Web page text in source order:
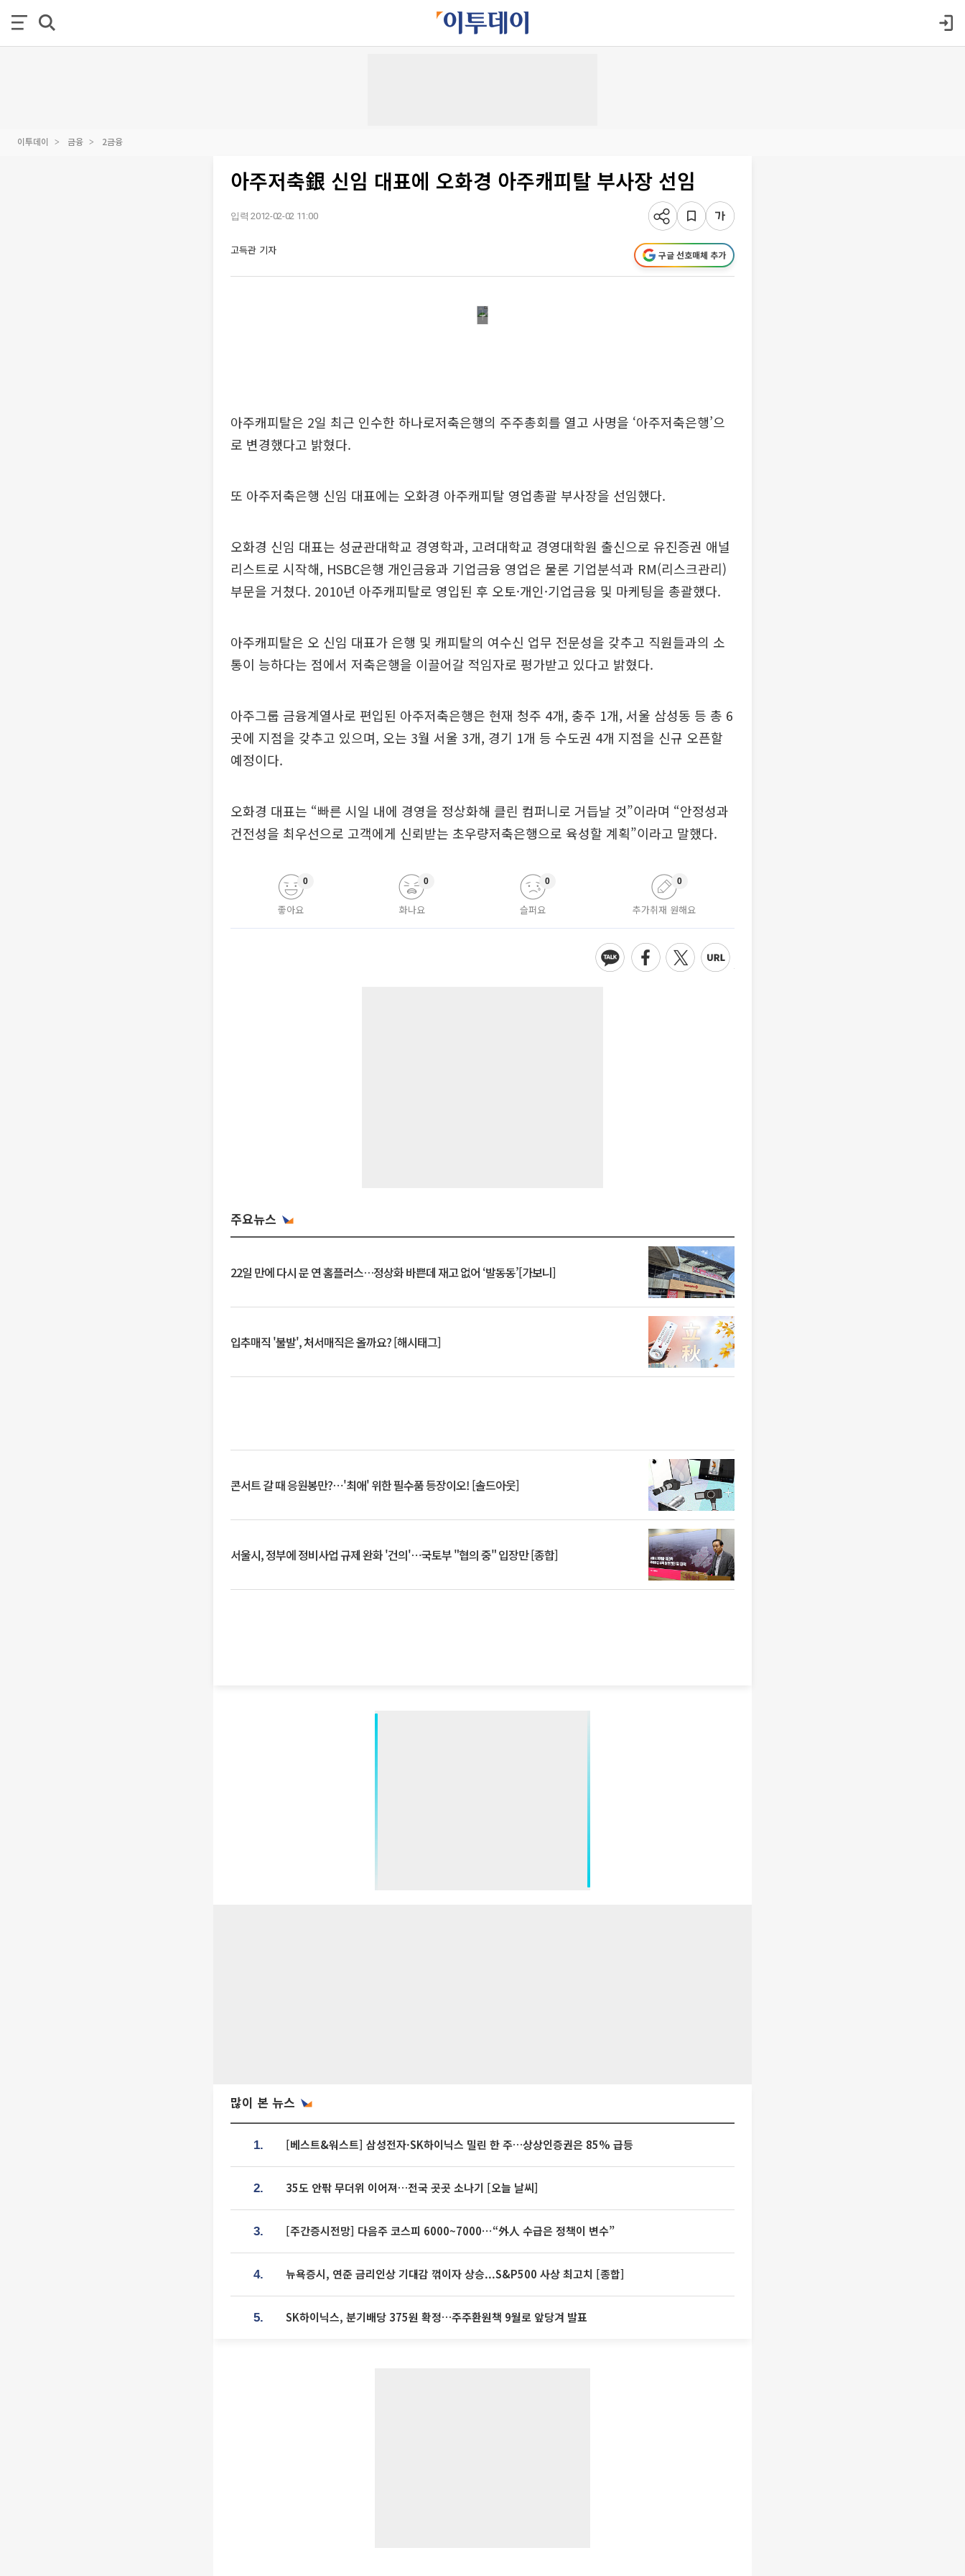
이투데이 금융 2금융
아주저축銀 신임 대표에 오화경 아주캐피탈 부사장 선임
입력 2012-02-02 11:00
고득관 기자 구글 선호매체 추가
아주캐피탈은 2일 최근 인수한 하나로저축은행의 주주총회를 열고 사명을 ‘아주저축은행’으
로 변경했다고 밝혔다.
또 아주저축은행 신임 대표에는 오화경 아주캐피탈 영업총괄 부사장을 선임했다.
오화경 신임 대표는 성균관대학교 경영학과, 고려대학교 경영대학원 출신으로 유진증권 애널
리스트로 시작해, HSBC은행 개인금융과 기업금융 영업은 물론 기업분석과 RM(리스크관리)
부문을 거쳤다. 2010년 아주캐피탈로 영입된 후 오토·개인·기업금융 및 마케팅을 총괄했다.
아주캐피탈은 오 신임 대표가 은행 및 캐피탈의 여수신 업무 전문성을 갖추고 직원들과의 소
통이 능하다는 점에서 저축은행을 이끌어갈 적임자로 평가받고 있다고 밝혔다.
아주그룹 금융계열사로 편입된 아주저축은행은 현재 청주 4개, 충주 1개, 서울 삼성동 등 총 6
곳에 지점을 갖추고 있으며, 오는 3월 서울 3개, 경기 1개 등 수도권 4개 지점을 신규 오픈할
예정이다.
오화경 대표는 “빠른 시일 내에 경영을 정상화해 클린 컴퍼니로 거듭날 것”이라며 “안정성과
건전성을 최우선으로 고객에게 신뢰받는 초우량저축은행으로 육성할 계획”이라고 말했다.
좋아요
0
화나요
0
슬퍼요
0
추가취재 원해요
0
주요뉴스
22일 만에 다시 문 연 홈플러스…정상화 바쁜데 재고 없어 ‘발동동’[가보니]
입추매직 '불발', 처서매직은 올까요? [해시태그]
콘서트 갈 때 응원봉만?⋯'최애' 위한 필수품 등장이오! [솔드아웃]
서울시, 정부에 정비사업 규제 완화 '건의'⋯국토부 "협의 중" 입장만 [종합]
많이 본 뉴스
1. [베스트&워스트] 삼성전자·SK하이닉스 밀린 한 주…상상인증권은 85% 급등
2. 35도 안팎 무더위 이어져…전국 곳곳 소나기 [오늘 날씨]
3. [주간증시전망] 다음주 코스피 6000~7000⋯“外人 수급은 정책이 변수”
4. 뉴욕증시, 연준 금리인상 기대감 꺾이자 상승...S&P500 사상 최고치 [종합]
5. SK하이닉스, 분기배당 375원 확정…주주환원책 9월로 앞당겨 발표